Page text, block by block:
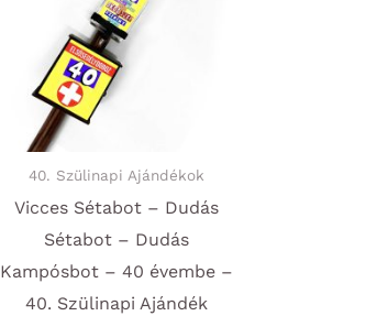
40. Szülinapi Ajándékok
Vicces Sétabot – Dudás
Sétabot – Dudás
Kampósbot – 40 évembe –
40. Szülinapi Ajándék